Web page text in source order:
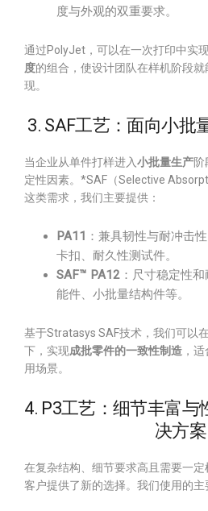
度与外观的双重要求。
通过PolyJet，可以在一次打印中实
度的组合，使设计团队在样机阶段
现。
3. SAF工艺：面向小批
当企业从单件打样进入小批量生产
定性因素。*SAF（Selective
这类需求，我们主要提供：
PA11 ：兼具韧性与耐冲击
卡扣、耐久性测试件。
SAF™ PA12 ：尺寸稳定性
能件、小批量结构件等。
基于Stratasys SAF技术，我们可以
下，实现成批零件的一致性制造 ，
用场景。
4. P3工艺：细节丰富与
决方案
在复杂结构、细节要求高且需要一定
客户提供了新的选择。我们使用的主